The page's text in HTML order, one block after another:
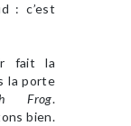
: c’est
fait la
la porte
Frog.
bien.